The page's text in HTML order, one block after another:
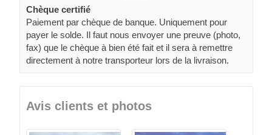
Chèque certifié
Paiement par chèque de banque. Uniquement pour
payer le solde. Il faut nous envoyer une preuve (photo,
fax) que le chèque à bien été fait et il sera à remettre
directement à notre transporteur lors de la livraison.
Avis clients et photos